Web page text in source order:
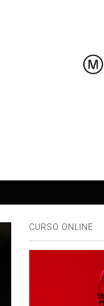
CURSO ONLINE